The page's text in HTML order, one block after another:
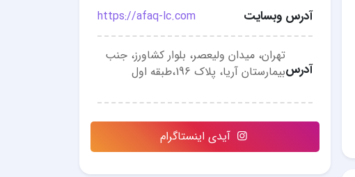
آدرس وبسایت https://afaq-lc.com
آدرس
تهران، میدان ولیعصر، بلوار کشاورز، جنب
بیمارستان آریا، پلاک 196،طبقه اول
آیدی اینستاگرام